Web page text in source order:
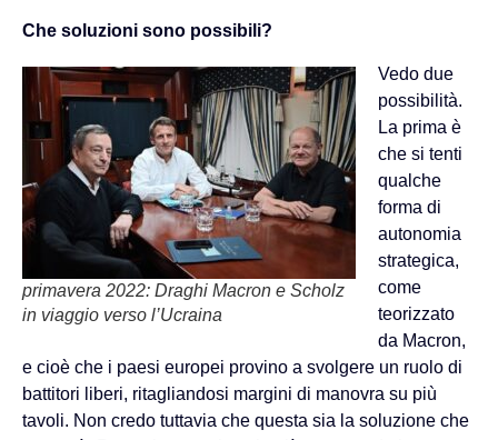
Che soluzioni sono possibili?
primavera 2022: Draghi Macron e Scholz
in viaggio verso l’Ucraina
Vedo due
possibilità.
La prima è
che si tenti
qualche
forma di
autonomia
strategica,
come
teorizzato
da Macron,
e cioè che i paesi europei provino a svolgere un ruolo di
battitori liberi, ritagliandosi margini di manovra su più
tavoli. Non credo tuttavia che questa sia la soluzione che